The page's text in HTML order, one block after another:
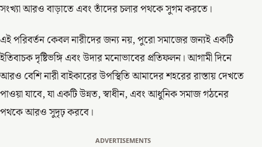
সংখ্যা আরও বাড়াতে এবং তাঁদের চলার পথকে সুগম করতে।
এই পরিবর্তন কেবল নারীদের জন্য নয়, পুরো সমাজের জন্যই একটি
ইতিবাচক দৃষ্টিভঙ্গি এবং উদার মনোভাবের প্রতিফলন। আগামী দিনে
আরও বেশি নারী বাইকারের উপস্থিতি আমাদের শহরের রাস্তায় দেখতে
পাওয়া যাবে, যা একটি উন্নত, স্বাধীন, এবং আধুনিক সমাজ গঠনের
পথকে আরও সুদৃঢ় করবে।
ADVERTISEMENTS